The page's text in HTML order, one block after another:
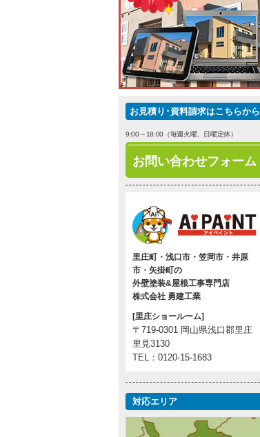
お見積り･資料請求はこちらから
9:00～18:00（毎週火曜、日曜定休）
お問い合わせフォーム
里庄町・浅口市・笠岡市・井原
市・矢掛町の
外壁塗装&屋根工事専門店
株式会社 勇建工業
[里庄ショールーム]
〒719-0301 岡山県浅口郡里庄
里見3130
TEL：0120-15-1683
対応エリア